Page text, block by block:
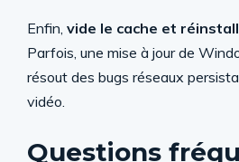
Enfin, vide le cache et
Parfois, une mise à jour de
résout des bugs réseaux
vidéo.
Questions